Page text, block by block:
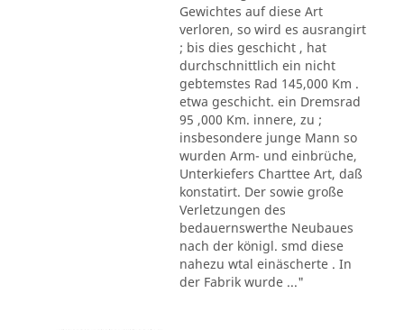
Gewichtes auf diese Art
verloren, so wird es ausrangirt
; bis dies geschicht , hat
durchschnittlich ein nicht
gebtemstes Rad 145,000 Km .
etwa geschicht. ein Dremsrad
95 ,000 Km. innere, zu ;
insbesondere junge Mann so
wurden Arm- und einbrüche,
Unterkiefers Charttee Art, daß
konstatirt. Der sowie große
Verletzungen des
bedauernswerthe Neubaues
nach der königl. smd diese
nahezu wtal einäscherte . In
der Fabrik wurde ..."